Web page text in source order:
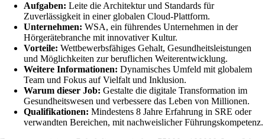
Aufgaben: Leite die Architektur und Standards für
Zuverlässigkeit in einer globalen Cloud-Plattform.
Unternehmen: WSA, ein führendes Unternehmen in der
Hörgerätebranche mit innovativer Kultur.
Vorteile: Wettbewerbsfähiges Gehalt, Gesundheitsleistungen
und Möglichkeiten zur beruflichen Weiterentwicklung.
Weitere Informationen: Dynamisches Umfeld mit globalem
Team und Fokus auf Vielfalt und Inklusion.
Warum dieser Job: Gestalte die digitale Transformation im
Gesundheitswesen und verbessere das Leben von Millionen.
Qualifikationen: Mindestens 8 Jahre Erfahrung in SRE oder
verwandten Bereichen, mit nachweislicher Führungskompetenz.